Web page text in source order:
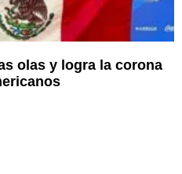
olas y logra la corona